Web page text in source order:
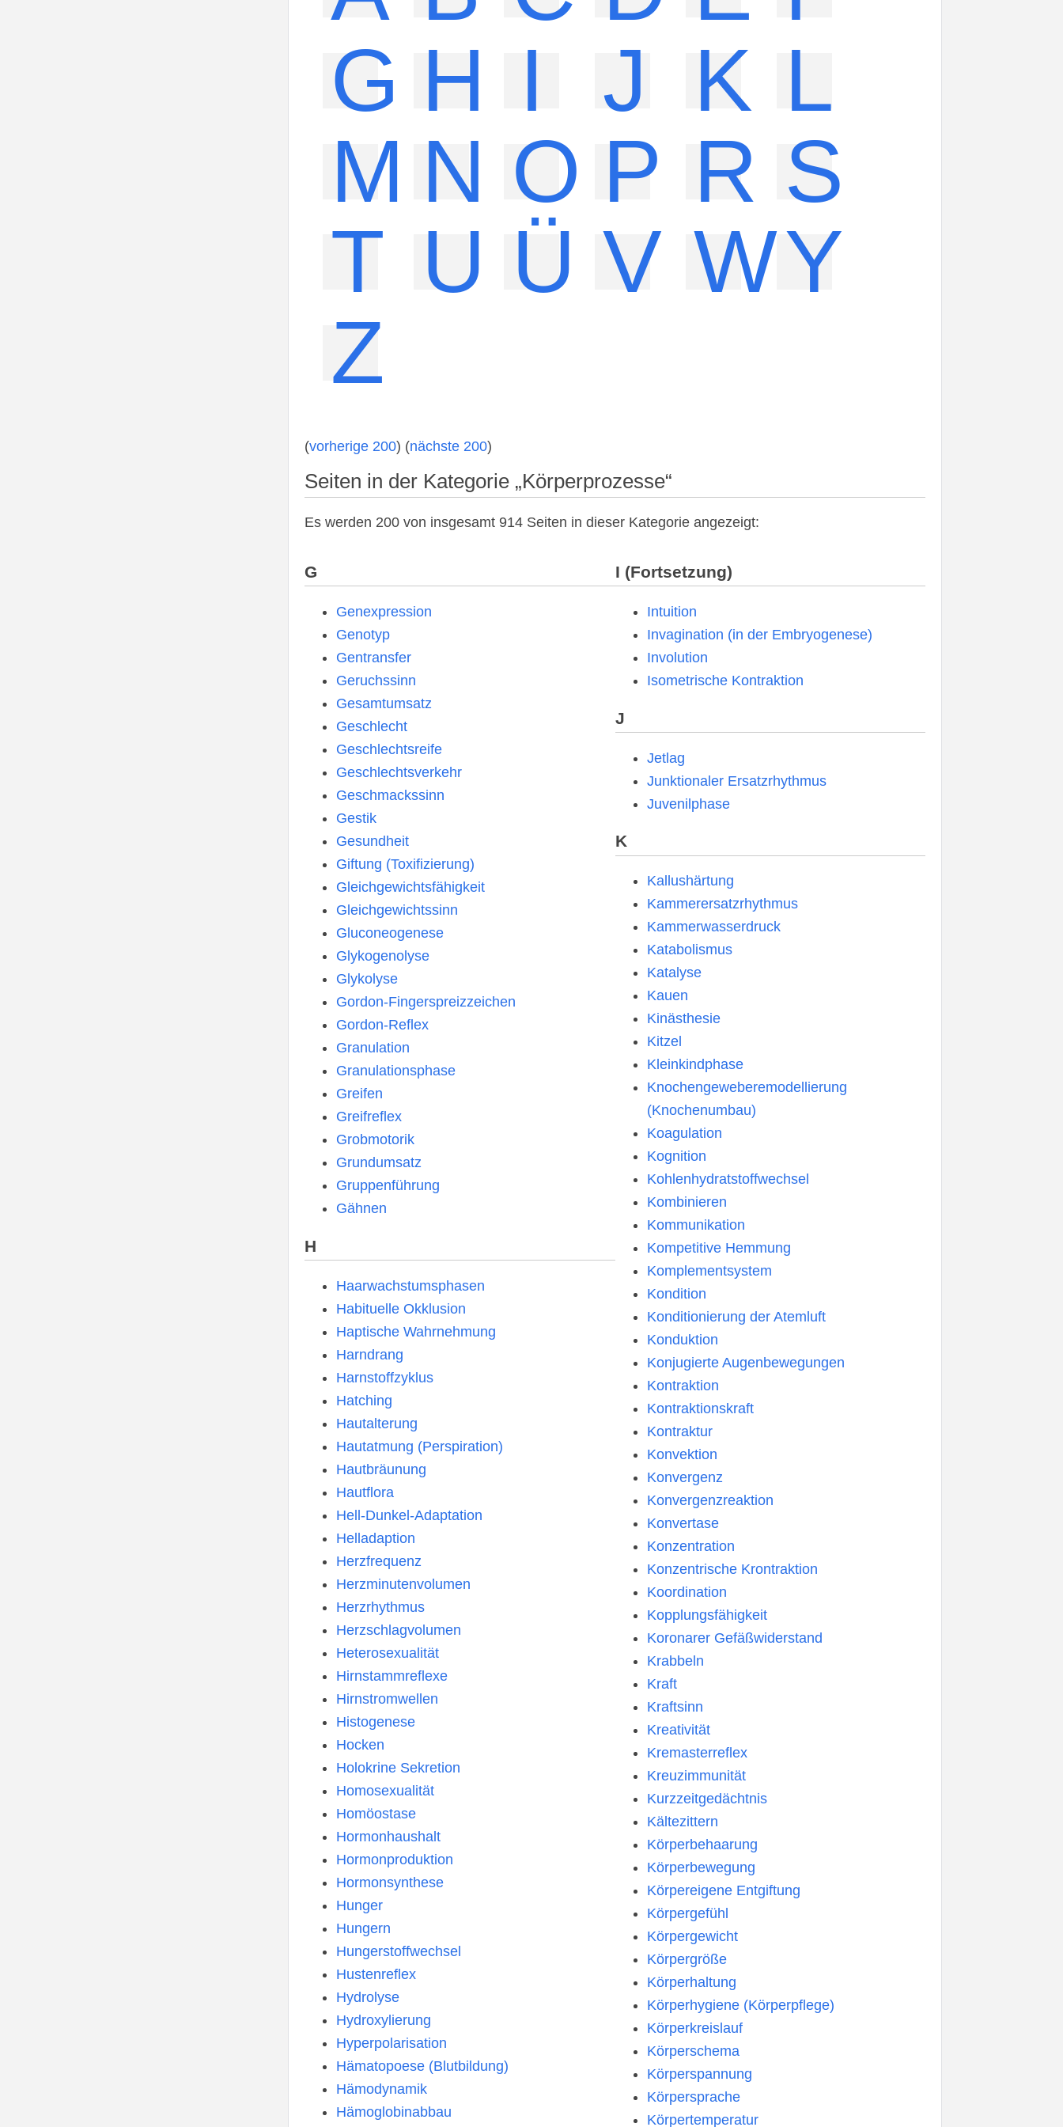
G H I J K L
M N O P R S
T U Ü V WY
Z
(vorherige 200) (nächste 200)
Seiten in der Kategorie „Körperprozesse“
Es werden 200 von insgesamt 914 Seiten in dieser Kategorie angezeigt:
G
Genexpression
Genotyp
Gentransfer
Geruchssinn
Gesamtumsatz
Geschlecht
Geschlechtsreife
Geschlechtsverkehr
Geschmackssinn
Gestik
Gesundheit
Giftung (Toxifizierung)
Gleichgewichtsfähigkeit
Gleichgewichtssinn
Gluconeogenese
Glykogenolyse
Glykolyse
Gordon-Fingerspreizzeichen
Gordon-Reflex
Granulation
Granulationsphase
Greifen
Greifreflex
Grobmotorik
Grundumsatz
Gruppenführung
Gähnen
H
Haarwachstumsphasen
Habituelle Okklusion
Haptische Wahrnehmung
Harndrang
Harnstoffzyklus
Hatching
Hautalterung
Hautatmung (Perspiration)
Hautbräunung
Hautflora
Hell-Dunkel-Adaptation
Helladaption
Herzfrequenz
Herzminutenvolumen
Herzrhythmus
Herzschlagvolumen
Heterosexualität
Hirnstammreflexe
Hirnstromwellen
Histogenese
Hocken
Holokrine Sekretion
Homosexualität
Homöostase
Hormonhaushalt
Hormonproduktion
Hormonsynthese
Hunger
Hungern
Hungerstoffwechsel
Hustenreflex
Hydrolyse
Hydroxylierung
Hyperpolarisation
Hämatopoese (Blutbildung)
Hämodynamik
Hämoglobinabbau
I (Fortsetzung)
Intuition
Invagination (in der Embryogenese)
Involution
Isometrische Kontraktion
J
Jetlag
Junktionaler Ersatzrhythmus
Juvenilphase
K
Kallushärtung
Kammerersatzrhythmus
Kammerwasserdruck
Katabolismus
Katalyse
Kauen
Kinästhesie
Kitzel
Kleinkindphase
Knochengeweberemodellierung
(Knochenumbau)
Koagulation
Kognition
Kohlenhydratstoffwechsel
Kombinieren
Kommunikation
Kompetitive Hemmung
Komplementsystem
Kondition
Konditionierung der Atemluft
Konduktion
Konjugierte Augenbewegungen
Kontraktion
Kontraktionskraft
Kontraktur
Konvektion
Konvergenz
Konvergenzreaktion
Konvertase
Konzentration
Konzentrische Krontraktion
Koordination
Kopplungsfähigkeit
Koronarer Gefäßwiderstand
Krabbeln
Kraft
Kraftsinn
Kreativität
Kremasterreflex
Kreuzimmunität
Kurzzeitgedächtnis
Kältezittern
Körperbehaarung
Körperbewegung
Körpereigene Entgiftung
Körpergefühl
Körpergewicht
Körpergröße
Körperhaltung
Körperhygiene (Körperpflege)
Körperkreislauf
Körperschema
Körperspannung
Körpersprache
Körpertemperatur